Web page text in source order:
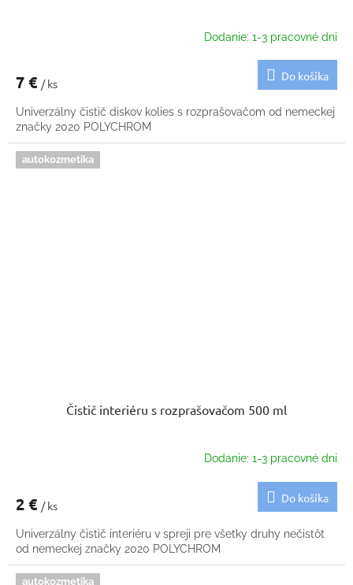
Dodanie: 1-3 pracovné dni
7 € / ks
Do košíka
Univerzálny čistič diskov kolies s rozprašovačom od nemeckej
značky 2020 POLYCHROM
autokozmetika
Čistič interiéru s rozprašovačom 500 ml
Dodanie: 1-3 pracovné dni
2 € / ks
Do košíka
Univerzálny čistič interiéru v spreji pre všetky druhy nečistôt
od nemeckej značky 2020 POLYCHROM
autokozmetika